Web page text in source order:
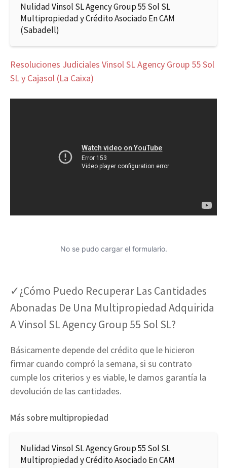
Nulidad Vinsol SL Agency Group 55 Sol SL
Multipropiedad y Crédito Asociado En CAM
(Sabadell)
Resoluciones Judiciales Vinsol SL Agency Group 55 Sol
SL y Cajasol (La Caixa)
No se pudo cargar el formulario.
✓¿Cómo Puedo Recuperar Las Cantidades
Abonadas De Una Multipropiedad Adquirida
A Vinsol SL Agency Group 55 Sol SL?
Básicamente depende del crédito que le hicieron
firmar cuando compró la semana, si su contrato
cumple los criterios y es viable, le damos garantía la
devolución de las cantidades.
Más sobre multipropiedad
Nulidad Vinsol SL Agency Group 55 Sol SL
Multipropiedad y Crédito Asociado En CAM